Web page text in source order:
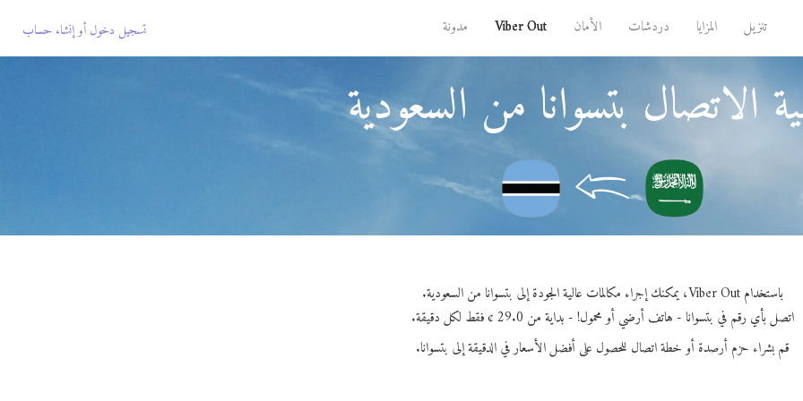
تنزيل المزايا دردشات الأمان Viber Out مدونة تسجيل دخول أوإنشاء حساب
الاتصال بتسوانا من السعودية
باستخدام Viber Out، يمكنك إجراء مكالمات عالية الجودة إلى بتسوانا من السعودية.
اتصل بأي رقم في بتسوانا - هاتف أرضي أو محمول! - بداية من 29.0 ¢ فقط لكل دقيقة.
قم بشراء حزم أرصدة أو خطة اتصال للحصول على أفضل الأسعار في الدقيقة إلى بتسوانا.